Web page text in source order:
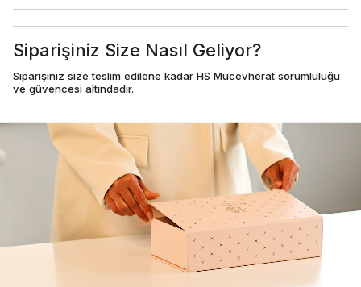
Siparişiniz Size Nasıl Geliyor?
Siparişiniz size teslim edilene kadar HS Mücevherat sorumluluğu
ve güvencesi altındadır.